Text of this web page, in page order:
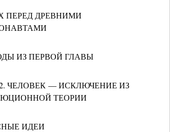
ПЕРЕД ДРЕВНИМИ
ИЗ ПЕРВОЙ ГЛАВЫ
2. ЧЕЛОВЕК — ИСКЛЮЧЕНИЕ ИЗ
ТЕОРИИ
ИДЕИ